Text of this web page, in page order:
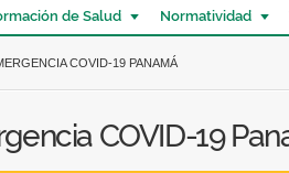
de Salud Normatividad
COVID-19 PANAMÁ
COVID-19